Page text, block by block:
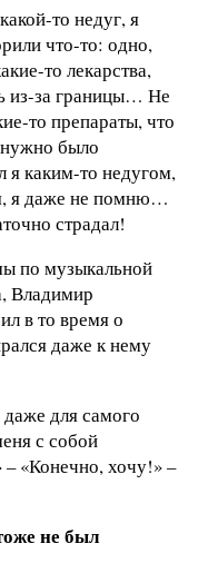
то недуг, я
что-то: одно,
то лекарства,
из-за границы… Не
то препараты, что
нужно было
я каким-то недугом,
я даже не помню…
страдал!
по музыкальной
Владимир
в то время о
даже к нему
для самого
с собой
«Конечно, хочу!» –
не был